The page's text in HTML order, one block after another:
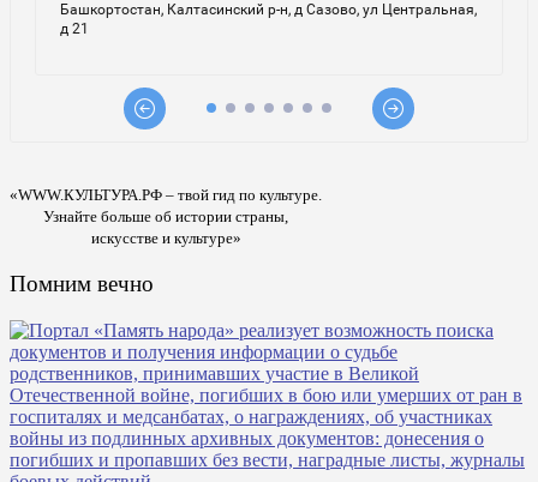
«WWW.КУЛЬТУРА.РФ – твой гид по культуре.
Узнайте больше об истории страны,
искусстве и культуре»
Помним вечно